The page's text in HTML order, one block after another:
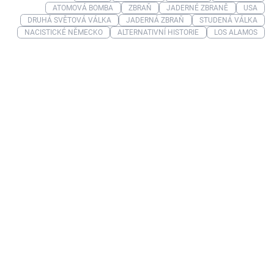
ATOMOVÁ BOMBA
ZBRAŇ JADERNÉ ZBRANĚ
USA
DRUHÁ SVĚTOVÁ VÁLKA
JADERNÁ ZBRAŇ
STUDENÁ VÁLKA
NACISTICKÉ NĚMECKO
ALTERNATIVNÍ HISTORIE LOS ALAMOS